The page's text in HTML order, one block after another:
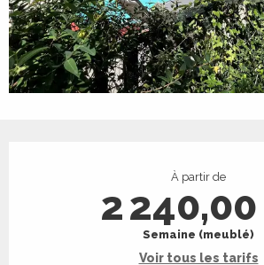
À partir de
2
Semaine (meublé)
Voir tous les tarifs